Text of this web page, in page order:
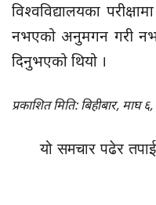
विश्वविद्यालयका
नभएको अनुमगन गरी
दिनुभएको थियो ।
प्रकाशित मिति: बिहीबार, माघ
यो समचार पढेर